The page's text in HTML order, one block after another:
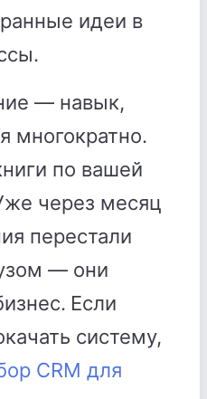
идеи в
— навык,
многократно.
по вашей
через месяц
перестали
— они
Если
систему,
CRM для